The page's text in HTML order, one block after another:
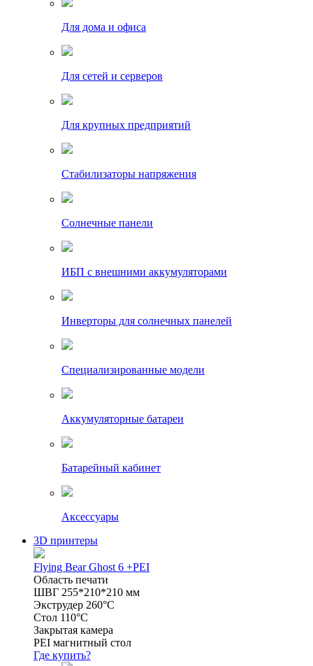
Для дома и офиса
Для сетей и серверов
Для крупных предприятий
Стабилизаторы напряжения
Солнечные панели
ИБП с внешними аккумуляторами
Инверторы для солнечных панелей
Специализированные модели
Аккумуляторные батареи
Батарейный кабинет
Аксессуары
3D принтеры
Flying Bear Ghost 6 +PEI
Область печати
ШВГ 255*210*210 мм
Экструдер 260°C
Стол 110°C
Закрытая камера
PEI магнитный стол
Где купить?